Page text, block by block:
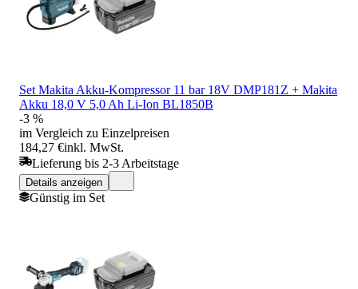
Set Makita Akku-Kompressor 11 bar 18V DMP181Z + Makita
Akku 18,0 V 5,0 Ah Li-Ion BL1850B
-3 %
im Vergleich zu Einzelpreisen
184,27 €inkl. MwSt.
Lieferung bis 2-3 Arbeitstage
Details anzeigen
Günstig im Set